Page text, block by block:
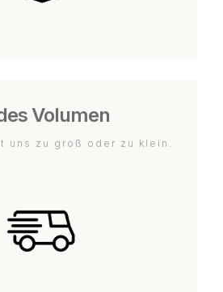
Volumen
uns zu groß oder zu klein.